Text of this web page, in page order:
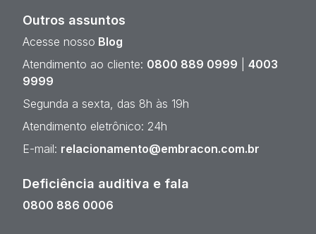
Outros assuntos
Acesse nosso Blog
Atendimento ao cliente: 0800 889 0999
4003
9999
Segunda a sexta, das 8h às 19h
Atendimento eletrônico: 24h
E-mail: relacionamento@embracon.com.br
Deficiência auditiva e fala
0800 886 0006